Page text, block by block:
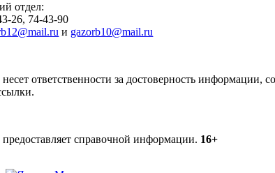
отдел:
26, 74-43-90
и gazorb10@mail.ru
ответственности за достоверность
предоставляет справочной информации. 16+